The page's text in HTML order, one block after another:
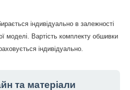
індивідуально в залежності
моделі. Вартість комплекту обшивки
індивідуально.
та матеріали